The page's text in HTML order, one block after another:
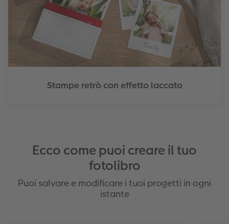
Stampe retrò con effetto laccato
Ecco come puoi creare il tuo
fotolibro
Puoi salvare e modificare i tuoi progetti in ogni
istante